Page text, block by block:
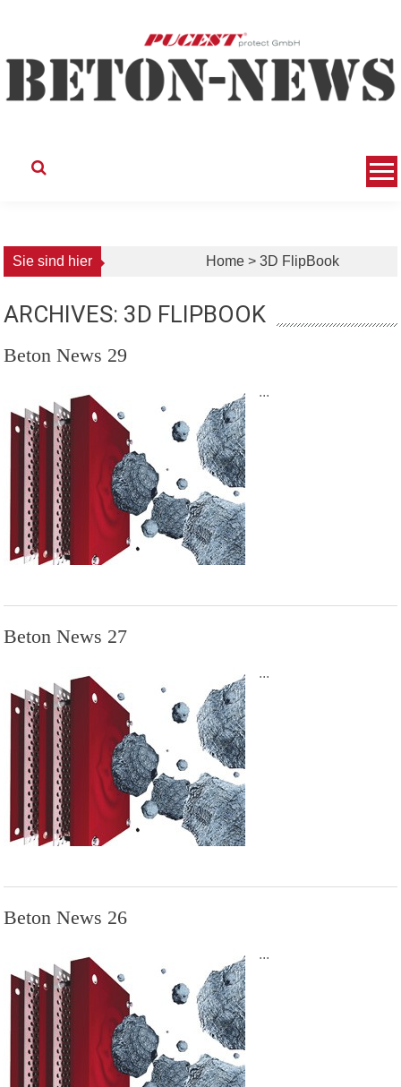
Sie sind hier Home >3D FlipBook
ARCHIVES: 3D FLIPBOOK
Beton News 29
...
Beton News 27
...
Beton News 26
...